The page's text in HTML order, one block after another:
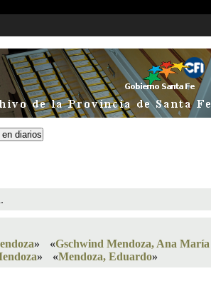
» «Gschwind Mendoza, Ana María
» «Mendoza, Eduardo»